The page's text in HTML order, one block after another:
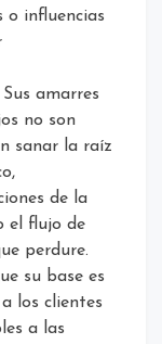
o influencias
Sus amarres
no son
sanar la raíz
de la
el flujo de
perdure.
su base es
los clientes
a las